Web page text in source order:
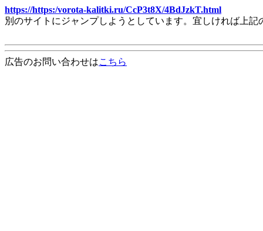
https://https:/vorota-kalitki.ru/CcP3t8X/4BdJzkT.html
別のサイトにジャンプしようとしています。宜しければ上
広告のお問い合わせはこちら